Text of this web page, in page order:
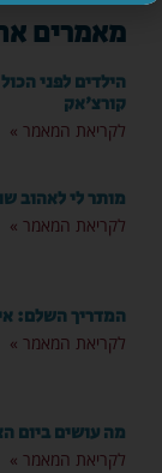
מאמרים
הילדים לפני
קורצ'אק
לקריאת המאמר »
מותר לי לאהוב
לקריאת המאמר »
המדריך השלם:
לקריאת המאמר »
מה עושים ביום
לקריאת המאמר »